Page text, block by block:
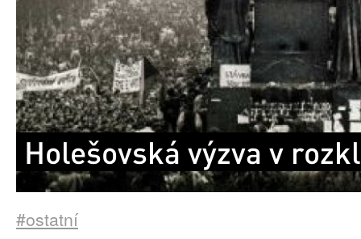
Holešovská výzva v
#ostatní